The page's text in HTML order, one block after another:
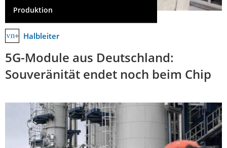
Produktion
Halbleiter
5G-Module aus Deutschland:
Souveränität endet noch beim Chip